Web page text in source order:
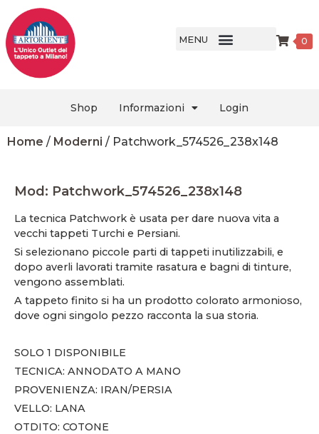
MENU 0
Shop Informazioni Login
Home / Moderni / Patchwork_574526_238x148
Mod: Patchwork_574526_238x148
La tecnica Patchwork è usata per dare nuova vita a
vecchi tappeti Turchi e Persiani.
Si selezionano piccole parti di tappeti inutilizzabili, e
dopo averli lavorati tramite rasatura e bagni di tinture,
vengono assemblati.
A tappeto finito si ha un prodotto colorato armonioso,
dove ogni singolo pezzo racconta la sua storia.
SOLO 1 DISPONIBILE
TECNICA: ANNODATO A MANO
PROVENIENZA: IRAN/PERSIA
VELLO: LANA
OTDITO: COTONE